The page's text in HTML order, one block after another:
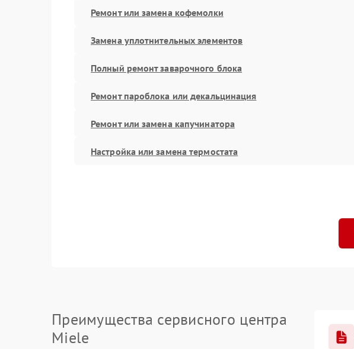
Ремонт или замена кофемолки
Замена уплотнительных элементов
Полный ремонт заварочного блока
Ремонт пароблока или декальцинация
Ремонт или замена капучинатора
Настройка или замена термостата
Преимущества сервисного центра
Miele